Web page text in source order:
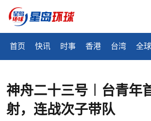
首页 快讯 时事 香港 台湾 全球
神舟二十三号︱台青年
射，连战次子带队